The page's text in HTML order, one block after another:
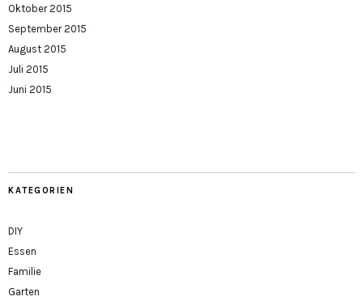
Oktober 2015
September 2015
August 2015
Juli 2015
Juni 2015
KATEGORIEN
DIY
Essen
Familie
Garten